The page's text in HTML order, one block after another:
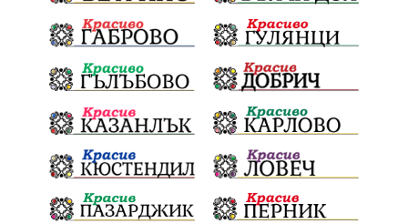
обществена поръчка Украйна Измама Е79
престъпление Георги Динев Великден 2025
почит Актуално История
Конституционен съд ВиК Стефан Апостолов
Радослав Ревански пострадали МРРБ